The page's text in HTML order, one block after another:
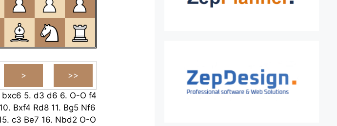
bxc6 5. d3 d6 6. O-O f4
10. Bxf4 Rd8 11. Bg5 Nf6
c3 Be7 16. Nbd2 O-O